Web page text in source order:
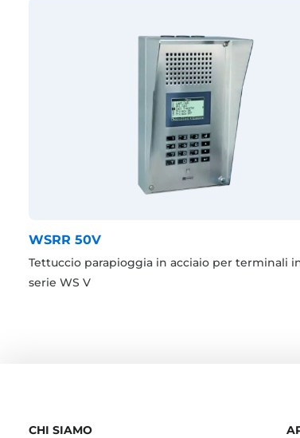
WSRR 50V
Tettuccio parapioggia in acciaio per terminali
serie WS V
CHI SIAMO